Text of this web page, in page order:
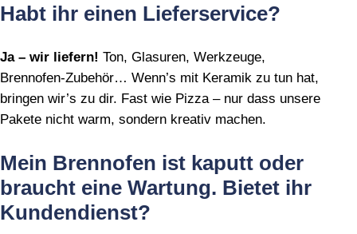
Habt ihr einen Lieferservice?
Ja – wir liefern! Ton, Glasuren, Werkzeuge,
Brennofen‑Zubehör… Wenn’s mit Keramik zu tun hat,
bringen wir’s zu dir. Fast wie Pizza – nur dass unsere
Pakete nicht warm, sondern kreativ machen.
Mein Brennofen ist kaputt oder
braucht eine Wartung. Bietet ihr
Kundendienst?